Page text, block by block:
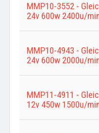
MMP10-3552 -
24v 600w 2400u/
MMP10-4943 -
24v 600w 2000u/
MMP11-4911 -
12v 450w 1500u/